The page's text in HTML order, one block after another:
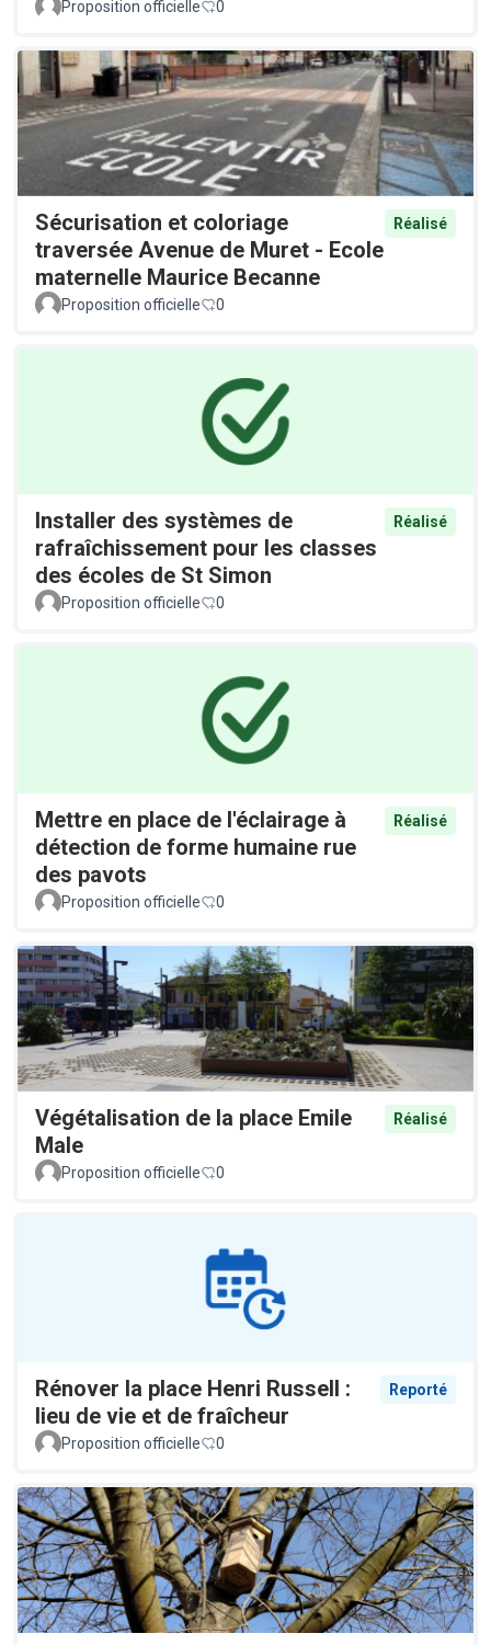
Proposition officielle 0
Sécurisation et coloriage
traversée Avenue de Muret - Ecole
maternelle Maurice Becanne
Réalisé
Proposition officielle 0
Installer des systèmes de
rafraîchissement pour les classes
des écoles de St Simon
Réalisé
Proposition officielle 0
Mettre en place de l'éclairage à
détection de forme humaine rue
des pavots
Réalisé
Proposition officielle 0
Végétalisation de la place Emile
Male
Réalisé
Proposition officielle 0
Rénover la place Henri Russell :
lieu de vie et de fraîcheur
Reporté
Proposition officielle 0